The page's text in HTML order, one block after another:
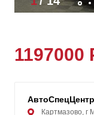
1197000
Картмазово, г